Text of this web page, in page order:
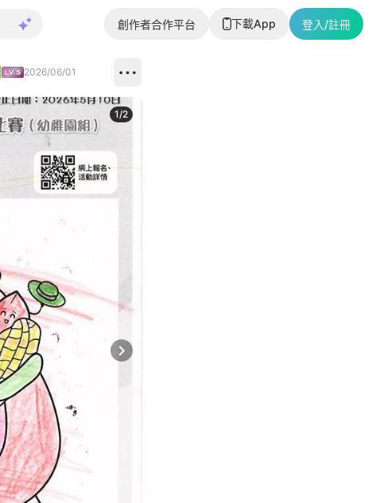
創作者合作平台 下載App 登入/註冊
2026/06/01
Next slide
1/2